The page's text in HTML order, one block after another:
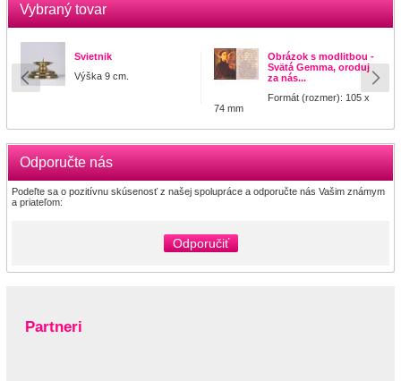
Vybraný tovar
Svietnik
Výška 9 cm.
Obrázok s modlitbou -
Svätá Gemma, oroduj
za nás...
Formát (rozmer): 105 x
74 mm
Odporučte nás
Podeľte sa o pozitívnu skúsenosť z našej spolupráce a odporučte nás Vašim známym
a priateľom:
Odporučiť
Partneri